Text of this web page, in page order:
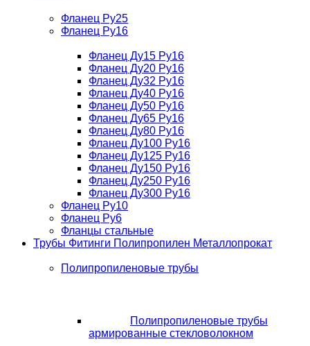
Фланец Ру25
Фланец Ру16
Фланец Ду15 Ру16
Фланец Ду20 Ру16
Фланец Ду32 Ру16
Фланец Ду40 Ру16
Фланец Ду50 Ру16
Фланец Ду65 Ру16
Фланец Ду80 Ру16
Фланец Ду100 Ру16
Фланец Ду125 Ру16
Фланец Ду150 Ру16
Фланец Ду250 Ру16
Фланец Ду300 Ру16
Фланец Ру10
Фланец Ру6
Фланцы стальные
Трубы Фитинги Полипропилен Металлопрокат
Полипропиленовые трубы
Полипропиленовые трубы
армированные стекловолокном